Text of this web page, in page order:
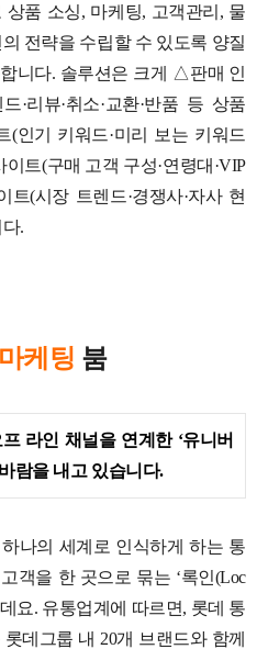
품 소싱, 마케팅, 고객관리, 물
전략을 수립할 수 있도록 양질
니다. 솔루션은 크게 △판매 인
·리뷰·취소·교환·반품 등 상품
인기 키워드·미리 보는 키워드
트(구매 고객 구성·연령대·VIP
(시장 트렌드·경쟁사·자사 현
.
케팅 붐
라인 채널을 연계한 ‘유니버
람을 내고 있습니다.
나의 세계로 인식하게 하는 통
객을 한 곳으로 묶는 ‘록인(Loc
요. 유통업계에 따르면, 롯데 통
데그룹 내 20개 브랜드와 함께